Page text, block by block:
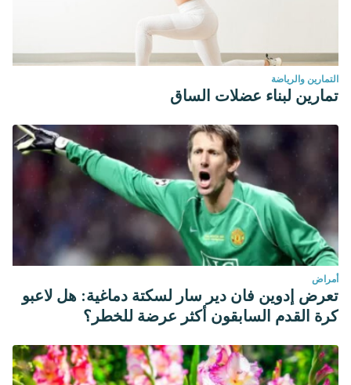
التمارين والرياضة
تمارين لبناء عضلات الساق
أمراض
تعرض إدوين فان دير سار لسكتة دماغية: هل لاعبو
كرة القدم السابقون أكثر عرضة للخطر؟